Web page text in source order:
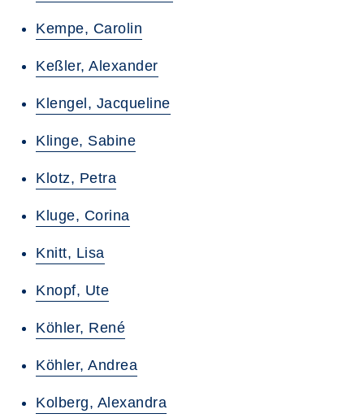
Kempe, Carolin
Keßler, Alexander
Klengel, Jacqueline
Klinge, Sabine
Klotz, Petra
Kluge, Corina
Knitt, Lisa
Knopf, Ute
Köhler, René
Köhler, Andrea
Kolberg, Alexandra